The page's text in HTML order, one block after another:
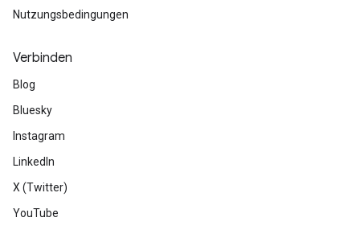
Nutzungsbedingungen
Verbinden
Blog
Bluesky
Instagram
LinkedIn
X (Twitter)
YouTube